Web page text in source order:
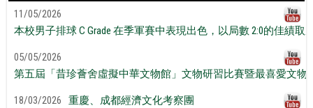
11/05/2026
本校男子排球 C Grade 在季軍賽中表現出色，以局數 2:0的佳績取
05/05/2026
第五屆「昔珍薈舍虛擬中華文物館」文物研習比賽暨最喜愛文物
18/03/2026 重慶、成都經濟文化考察團